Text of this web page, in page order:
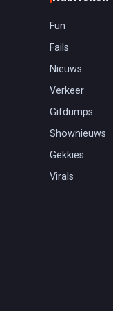
Fun
Fails
Nieuws
Verkeer
Gifdumps
Shownieuws
Gekkies
Virals